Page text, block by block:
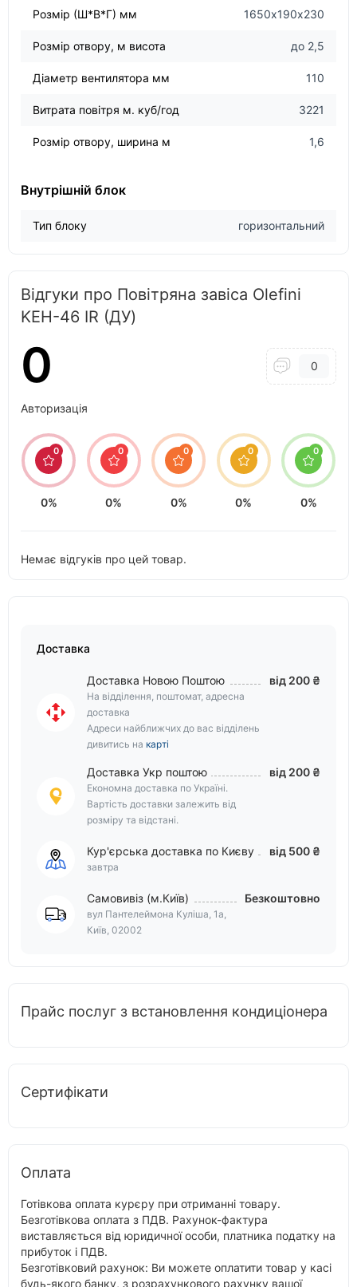
Розмір (Ш*В*Г) мм 1650х190х230
Розмір отвору, м висота до 2,5
Діаметр вентилятора мм 110
Витрата повітря м. куб/год 3221
Розмір отвору, ширина м 1,6
Внутрішній блок
Тип блоку горизонтальний
Відгуки про Повітряна завіса Olefini
KEH-46 IR (ДУ)
0 0
Авторизація
0
0%
0
0%
0
0%
0
0%
0
0%
Немає відгуків про цей товар.
Доставка
Доставка Новою Поштою
На відділення, поштомат, адресна
доставка
Адреси найближчих до вас відділень
дивитись на карті
від 200 ₴
Доставка Укр поштою
Економна доставка по Україні.
Вартість доставки залежить від
розміру та відстані.
від 200 ₴
Кур'єрська доставка по Києву
завтра
від 500 ₴
Самовивіз (м.Київ)
вул Пантелеймона Куліша, 1а,
Київ, 02002
Безкоштовно
Прайс послуг з встановлення кондиціонера
Сертифікати
Оплата
Готівкова оплата курєру при отриманні товару.
Безготівкова оплата з ПДВ. Рахунок-фактура
виставляється від юридичної особи, платника податку на
прибуток і ПДВ.
Безготівковий рахунок: Ви можете оплатити товар у касі
будь-якого банку, з розрахункового рахунку вашої